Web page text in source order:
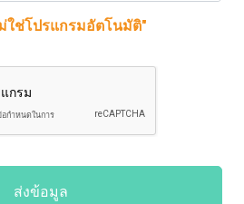
ช่โปรแกรมอัตโนมัติ"
ส่งข้อมูล